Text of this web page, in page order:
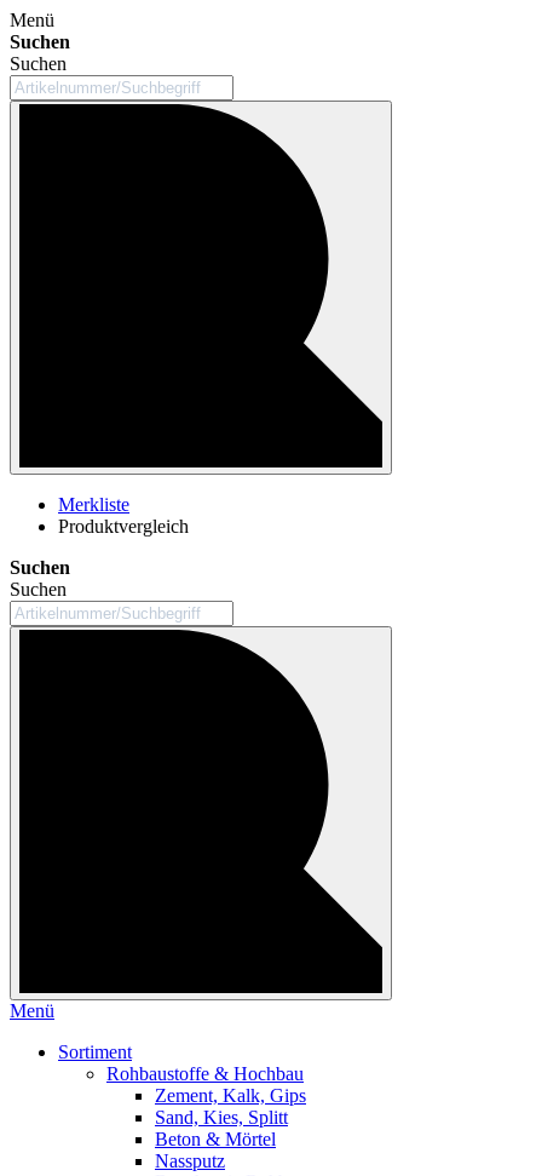
Menü
Suchen
Suchen
Merkliste
Produktvergleich
Suchen
Suchen
Menü
Sortiment
Rohbaustoffe & Hochbau
Zement, Kalk, Gips
Sand, Kies, Splitt
Beton & Mörtel
Nassputz